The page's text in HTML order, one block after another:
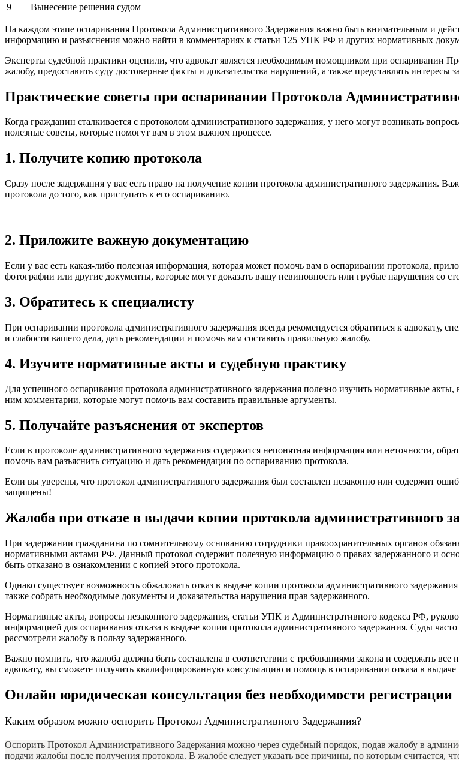
9
Вынесение решения судом
На каждом этапе оспаривания Протокола Административного Задержания важно быть внимательным и
информацию и разъяснения можно найти в комментариях к статьи 125 УПК РФ и других нормативных
Эксперты судебной практики оценили, что адвокат является необходимым помощником при оспаривании
жалобу, предоставить суду достоверные факты и доказательства нарушений, а также представлять интересы
Практические советы при оспаривании Протокола
Когда гражданин сталкивается с протоколом административного задержания, у него могут возникать
полезные советы, которые помогут вам в этом важном процессе.
1. Получите копию протокола
Сразу после задержания у вас есть право на получение копии протокола административного задержания.
протокола до того, как приступать к его оспариванию.
2. Приложите важную документацию
Если у вас есть какая-либо полезная информация, которая может помочь вам в оспаривании протокола,
фотографии или другие документы, которые могут доказать вашу невиновность или грубые нарушения со
3. Обратитесь к специалисту
При оспаривании протокола административного задержания всегда рекомендуется обратиться к
и слабости вашего дела, дать рекомендации и помочь вам составить правильную жалобу.
4. Изучите нормативные акты и судебную практику
Для успешного оспаривания протокола административного задержания полезно изучить нормативные
ним комментарии, которые могут помочь вам составить правильные аргументы.
5. Получайте разъяснения от экспертов
Если в протоколе административного задержания содержится непонятная информация или неточности,
помочь вам разъяснить ситуацию и дать рекомендации по оспариванию протокола.
Если вы уверены, что протокол административного задержания был составлен незаконно или содержит
защищены!
Жалоба при отказе в выдачи копии протокола административного
При задержании гражданина по сомнительному основанию сотрудники правоохранительных органов
нормативными актами РФ. Данный протокол содержит полезную информацию о правах задержанного и
быть отказано в ознакомлении с копией этого протокола.
Однако существует возможность обжаловать отказ в выдаче копии протокола административного
также собрать необходимые документы и доказательства нарушения прав задержанного.
Нормативные акты, вопросы незаконного задержания, статьи УПК и Административного кодекса РФ,
информацией для оспаривания отказа в выдаче копии протокола административного задержания. Суды
рассмотрели жалобу в пользу задержанного.
Важно помнить, что жалоба должна быть составлена в соответствии с требованиями закона и содержать
адвокату, вы сможете получить квалифицированную консультацию и помощь в оспаривании отказа в
Онлайн юридическая консультация без необходимости регистрации
Каким образом можно оспорить Протокол Административного Задержания?
Оспорить Протокол Административного Задержания можно через судебный порядок, подав жалобу в
подачи жалобы после получения протокола. В жалобе следует указать все причины, по которым считается,